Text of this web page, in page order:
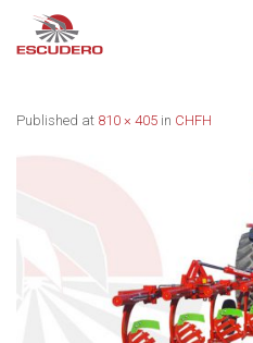
Published at 810 × 405 in CHFH